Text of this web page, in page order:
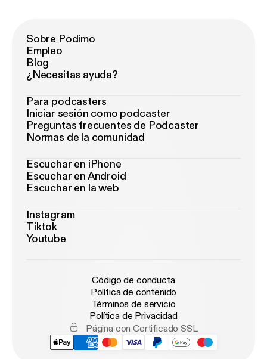
Sobre Podimo
Empleo
Blog
¿Necesitas ayuda?
Para podcasters
Iniciar sesión como podcaster
Preguntas frecuentes de Podcaster
Normas de la comunidad
Escuchar en iPhone
Escuchar en Android
Escuchar en la web
Instagram
Tiktok
Youtube
Código de conducta
Política de contenido
Términos de servicio
Política de Privacidad
Página con Certificado SSL